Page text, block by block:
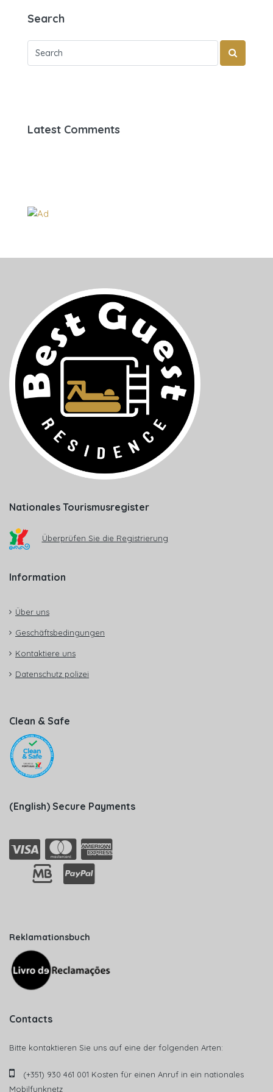
Search
Latest Comments
Nationales Tourismusregister
Überprüfen Sie die Registrierung
Information
Über uns
Geschäftsbedingungen
Kontaktiere uns
Datenschutz polizei
Clean & Safe
(English) Secure Payments
Reklamationsbuch
Contacts
Bitte kontaktieren Sie uns auf eine der folgenden Arten:
(+351) 930 461 001 Kosten für einen Anruf in ein nationales
Mobilfunknetz